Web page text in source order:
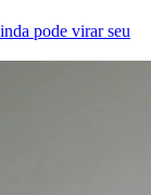
pode virar seu